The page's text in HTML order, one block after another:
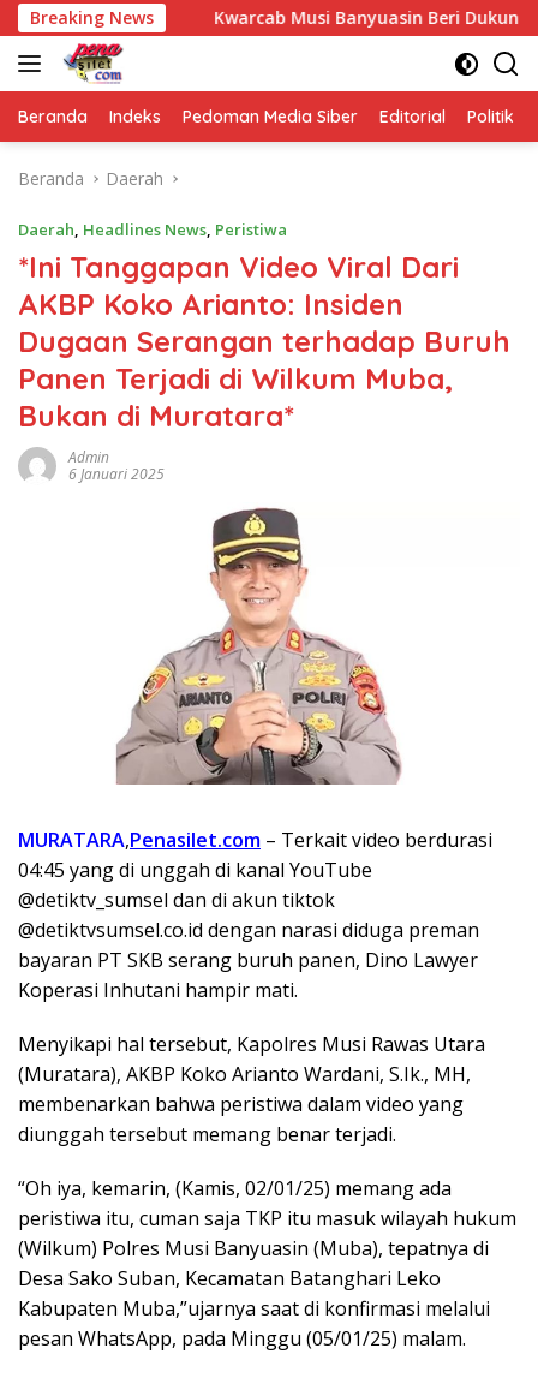
Langsung
ke
konten
Breaking NewsKwarcab Musi Banyuasin Beri Dukungan Penuh:
Beranda Indeks Pedoman Media Siber Editorial Politik
Beranda Daerah
Daerah, Headlines News, Peristiwa
*Ini Tanggapan Video Viral Dari
AKBP Koko Arianto: Insiden
Dugaan Serangan terhadap Buruh
Panen Terjadi di Wilkum Muba,
Bukan di Muratara*
Admin
6 Januari 2025
MURATARA,Penasilet.com – Terkait video berdurasi
04:45 yang di unggah di kanal YouTube
@detiktv_sumsel dan di akun tiktok
@detiktvsumsel.co.id dengan narasi diduga preman
bayaran PT SKB serang buruh panen, Dino Lawyer
Koperasi Inhutani hampir mati.
Menyikapi hal tersebut, Kapolres Musi Rawas Utara
(Muratara), AKBP Koko Arianto Wardani, S.Ik., MH,
membenarkan bahwa peristiwa dalam video yang
diunggah tersebut memang benar terjadi.
“Oh iya, kemarin, (Kamis, 02/01/25) memang ada
peristiwa itu, cuman saja TKP itu masuk wilayah hukum
(Wilkum) Polres Musi Banyuasin (Muba), tepatnya di
Desa Sako Suban, Kecamatan Batanghari Leko
Kabupaten Muba,”ujarnya saat di konfirmasi melalui
pesan WhatsApp, pada Minggu (05/01/25) malam.